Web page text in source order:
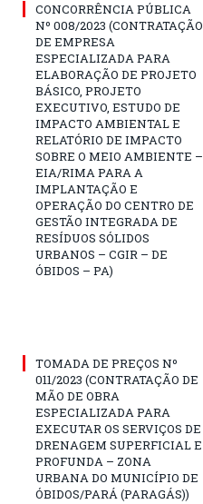
CONCORRÊNCIA PÚBLICA
Nº 008/2023 (CONTRATAÇÃO
DE EMPRESA
ESPECIALIZADA PARA
ELABORAÇÃO DE PROJETO
BÁSICO, PROJETO
EXECUTIVO, ESTUDO DE
IMPACTO AMBIENTAL E
RELATÓRIO DE IMPACTO
SOBRE O MEIO AMBIENTE –
EIA/RIMA PARA A
IMPLANTAÇÃO E
OPERAÇÃO DO CENTRO DE
GESTÃO INTEGRADA DE
RESÍDUOS SÓLIDOS
URBANOS – CGIR – DE
ÓBIDOS – PA)
TOMADA DE PREÇOS Nº
011/2023 (CONTRATAÇÃO DE
MÃO DE OBRA
ESPECIALIZADA PARA
EXECUTAR OS SERVIÇOS DE
DRENAGEM SUPERFICIAL E
PROFUNDA – ZONA
URBANA DO MUNICÍPIO DE
ÓBIDOS/PARÁ (PARAGÁS))